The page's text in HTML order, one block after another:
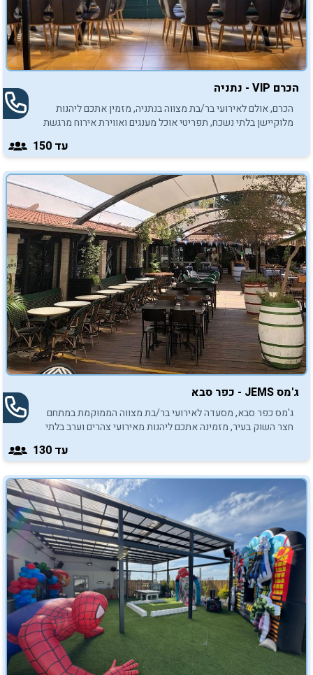
הכרם VIP - נתניה
הכרם, אולם לאירועי בר/בת מצווה בנתניה, מזמין אתכם ליהנות
מלוקיישן בלתי נשכח, תפריטי אוכל מענגים ואווירת אירוח מרגשת
עד 150
ג'מס JEMS - כפר סבא
ג'מס כפר סבא, מסעדה לאירועי בר/בת מצווה הממוקמת במתחם
חצר השוק בעיר, מזמינה אתכם ליהנות מאירועי צהרים וערב בלתי
עד 130